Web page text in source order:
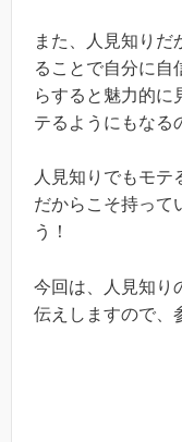
また、人見知りだ
ることで自分に自
らすると魅力的に
テるようにもなる
人見知りでもモテ
だからこそ持って
う！
今回は、人見知り
伝えしますので、